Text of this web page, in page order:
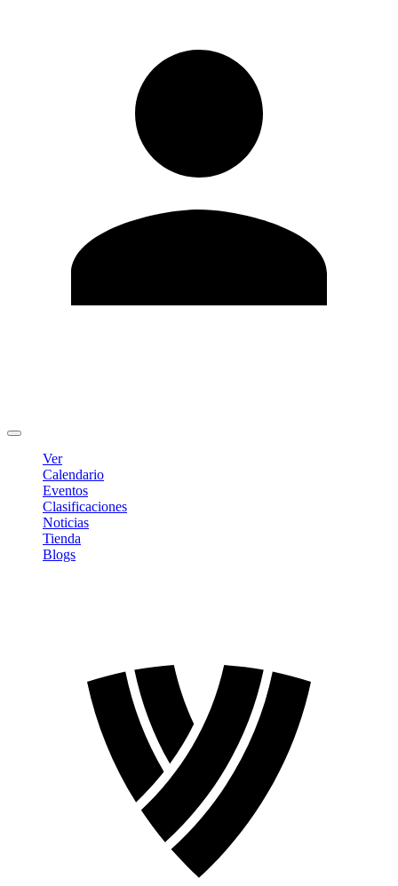
Ver
Calendario
Eventos
Clasificaciones
Noticias
Tienda
Blogs